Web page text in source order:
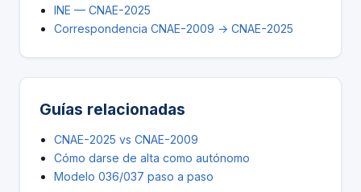
INE — CNAE-2025
Correspondencia CNAE-2009 → CNAE-2025
Guías relacionadas
CNAE-2025 vs CNAE-2009
Cómo darse de alta como autónomo
Modelo 036/037 paso a paso